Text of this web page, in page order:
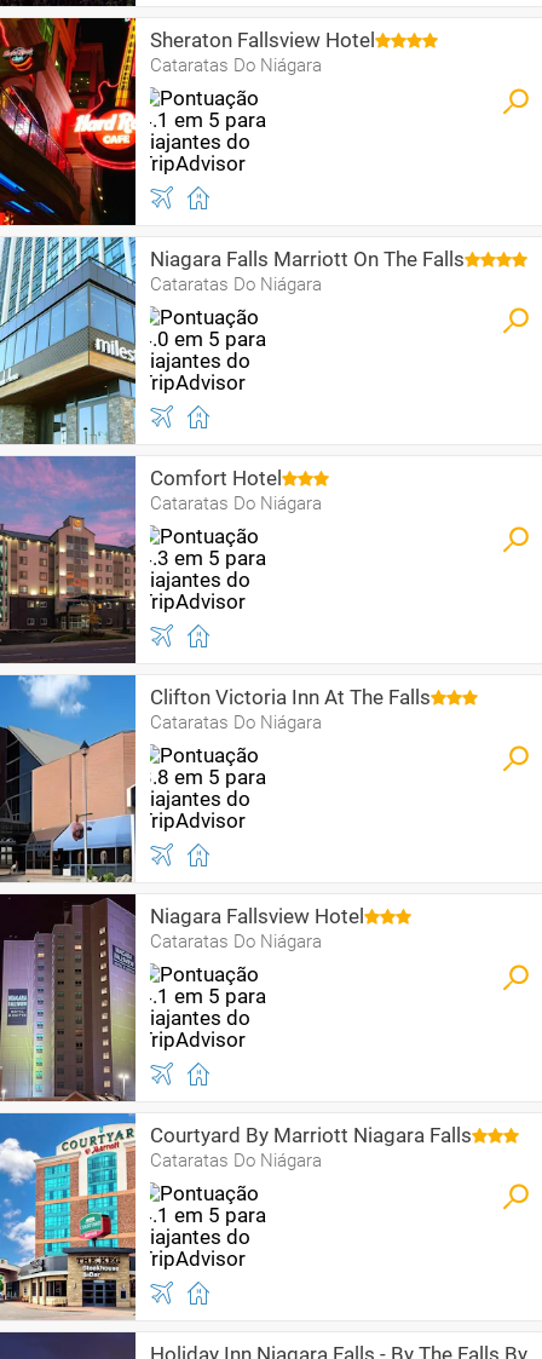
Sheraton Fallsview Hotel
Cataratas Do Niágara
Niagara Falls Marriott On The Falls
Cataratas Do Niágara
Comfort Hotel
Cataratas Do Niágara
Clifton Victoria Inn At The Falls
Cataratas Do Niágara
Niagara Fallsview Hotel
Cataratas Do Niágara
Courtyard By Marriott Niagara Falls
Cataratas Do Niágara
Holiday Inn Niagara Falls - By The Falls By